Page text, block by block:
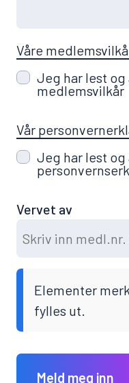
Våre
Jeg har lest
medlemsvilkår
Vår
Jeg har lest
Vervet av
Elementer
fylles ut.
Meld meg inn